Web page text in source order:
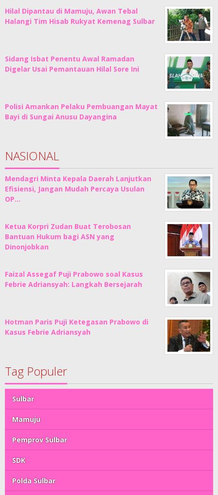
Hilal Dipantau di Mamuju, Awan Tebal
Halangi Tim Hisab Rukyat Kemenag Sulbar
Sidang Isbat Penentu Awal Ramadan
Digelar Usai Pemantauan Hilal Sore Ini
Polisi Amankan Pelaku Pembuangan Mayat
Bayi di Sungai Anusu Dayangina
NASIONAL
Mendagri Minta Kepala Daerah Lanjutkan
Efisiensi, Jangan Mudah Percaya Usulan
OP…
Ketua Korpri Zudan Buat Terobosan
Bantuan Hukum bagi ASN yang
Dinonjobkan
Faizal Assegaf Puji Prabowo soal Kasus
Febrie Adriansyah: Langkah Bersejarah
Hotman Paris Puji Ketegasan Prabowo di
Kasus Febrie Adriansyah
Tag Populer
Sulbar
Mamuju
Pemprov Sulbar
SDK
Polda Sulbar